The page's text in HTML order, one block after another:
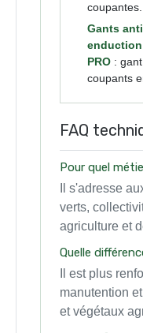
coupantes.
Gants
enduction
PRO :
coupants
FAQ
Pour quel
Il s'adresse
verts,
agriculture et
Quelle
Il est plus
manutention
et végétaux